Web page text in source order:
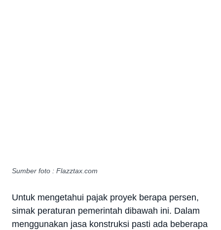
Sumber foto : Flazztax.com
Untuk mengetahui pajak proyek berapa persen,
simak peraturan pemerintah dibawah ini. Dalam
menggunakan jasa konstruksi pasti ada beberapa